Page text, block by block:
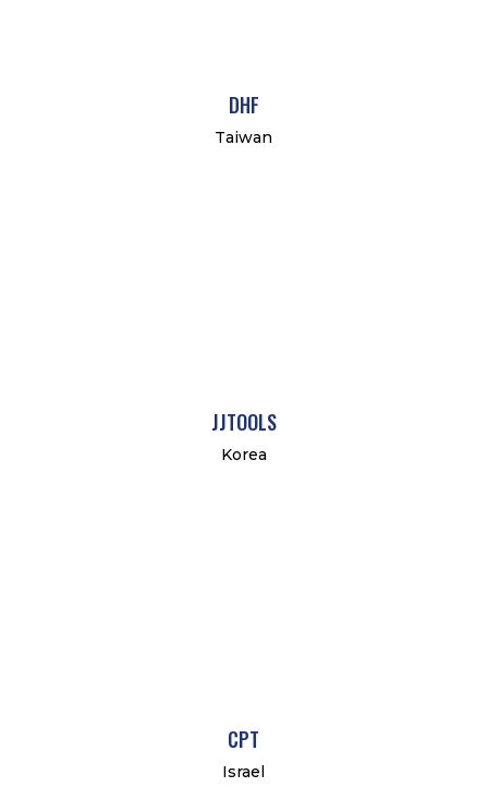
DHF
Taiwan
JJTOOLS
Korea
CPT
Israel